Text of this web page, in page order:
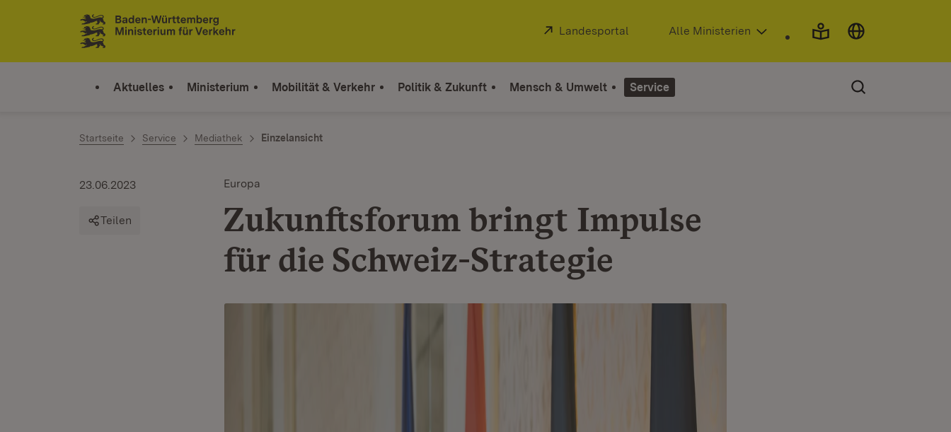
Zum Inhalt springen
Link zur Startseite
Extern:
Landesportal (Öffnet in neuem Fenster)
Alle Ministerien
Aktuelles Ministerium Mobilität & Verkehr Politik & Zukunft Mensch & Umwelt Service
Startseite Service Mediathek Einzelansicht
Europa
Zukunftsforum bringt Impulse
für die Schweiz-Strategie
23.06.2023
Teilen